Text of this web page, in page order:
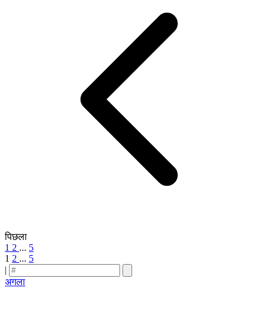
पिछला
1 2 ... 5
1 2 ... 5
|
अगला